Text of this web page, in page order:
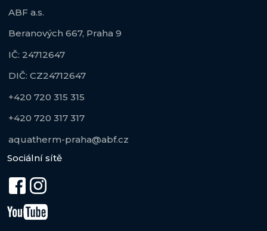
ABF a.s.
Beranových 667, Praha 9
IČ: 24712647
DIČ: CZ24712647
+420 720 315 315
+420 720 317 317
aquatherm-praha@abf.cz
Sociální sítě